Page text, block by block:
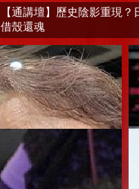
【通講壇】歷史陰影重現？
借殼還魂